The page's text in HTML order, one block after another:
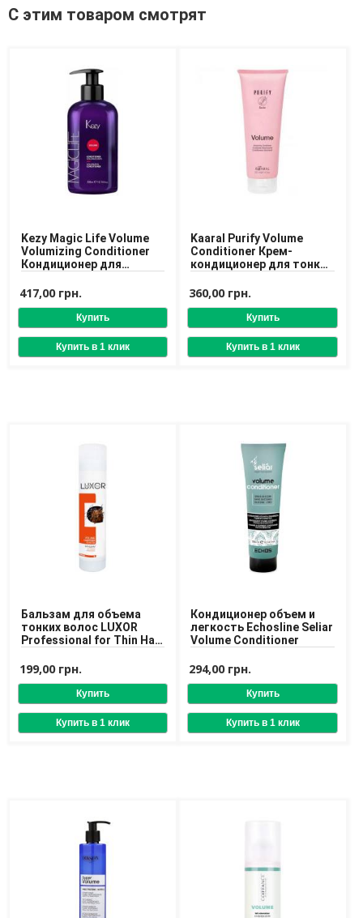
Доставка
Возврат товара
С этим товаром смотрят
Kezy Magic Life Volume
Volumizing Conditioner
Кондиционер для
волосам
417,00 грн.
Kaaral Purify Volume
Conditioner Крем-
кондиционер для тонких
миндаля
360,00 грн.
Бальзам для объема
тонких волос LUXOR
Professional for Thin Hair
199,00 грн.
Кондиционер объем и
легкость Echosline Seliar
Volume Conditioner
294,00 грн.